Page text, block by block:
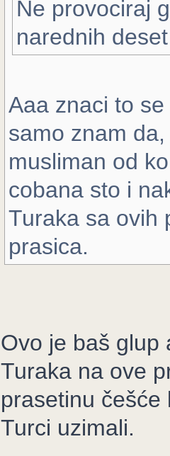
Ne provociraj
narednih
Aaa znaci to
samo znam
musliman od
cobana sto i
Turaka sa ovih
prasica.
Ovo je baš glup
Turaka na ove
prasetinu češće
Turci uzimali.